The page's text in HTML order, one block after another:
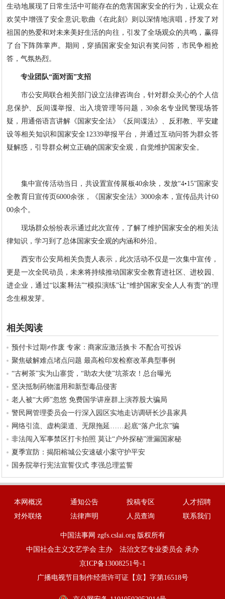
生动地展现了日常生活中可能存在的危害国家安全的行为，让观众在
欢笑中增强了安全意识;歌曲《在此刻》则以深情地演唱，抒发了对
祖国的热爱和对未来美好生活的向往，引发了全场观众的共鸣，赢得
了台下阵阵掌声。期间，穿插国家安全知识有奖问答，市民争相抢
答，气氛热烈。
专业团队“面对面”支招
市公安局联合相关部门设立法律咨询台，针对群众关心的个人信
息保护、反间谍举报、出入境管理等问题，30余名专业民警现场答
疑，用通俗语言讲解《国家安全法》《反间谍法》、反邪教、平安建
设等相关知识和国家安全12339举报平台，并通过互动问答为群众答
疑解惑，引导群众树立正确的国家安全观，自觉维护国家安全。
集中宣传活动当日，共设置宣传展板40余块，发放“4•15”国家安
全教育日宣传页6000余张，《国家安全法》3000余本，宣传品共计60
00余个。
现场群众纷纷表示通过此次宣传，了解了维护国家安全的相关法
律知识，学习到了总体国家安全观的内涵和外沿。
西安市公安局相关负责人表示，此次活动不仅是一次集中宣传，
更是一次全民动员，未来将持续推动国家安全教育进社区、进校园、
进企业，通过“以案释法”“模拟演练”让“维护国家安全人人有责”的理
念生根发芽。
相关阅读
预付卡过期≠作废 专家：商家应激活换卡 不配合可投诉
聚焦破解难点堵点问题 最高检印发检察改革典型事例
“古树茶”实为山寨货，“助农大使”坑茶农！总台曝光
坚决抵制药物滥用和新型毒品侵害
老人被“大师”忽悠 免费国学讲座群上演荐股大骗局
警民网管理委员会一行深入园区实地走访调研长沙县家具
网络引流、虚构渠道、无限拖延……起底“落户北京”骗
非法闯入军事禁区打卡拍照 莫让“户外探秘”泄漏国家秘
夏季宣防：揭阳榕城公安速破小案守护平安
国务院举行宪法宣誓仪式 李强总理监誓
本网概况 通知公告 投稿专区
人才招聘
对外联络
法律声明 人员查询 联系我们
中国法事网 zgfs.cslai.org版权所有
中国社会主义文艺学会 主办
法治文艺专业委员会 承办
京ICP备13008251号-1
广播电视节目制作经营许可证【京】字第16518号